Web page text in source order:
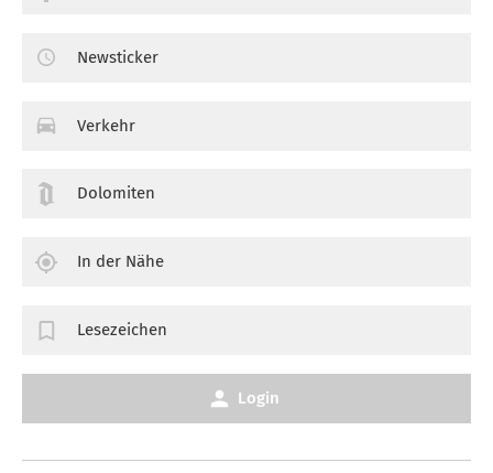
Newsticker
Verkehr
Dolomiten
In der Nähe
Lesezeichen
Login